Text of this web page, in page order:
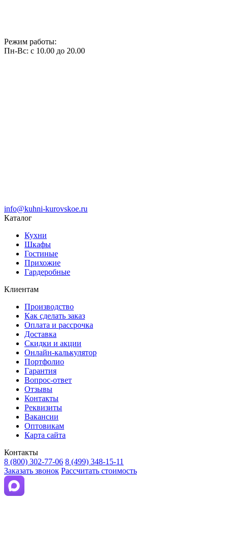
Режим работы:
Пн-Вс: с 10.00 до 20.00
info@kuhni-kurovskoe.ru
Каталог
Кухни
Шкафы
Гостиные
Прихожие
Гардеробные
Клиентам
Производство
Как сделать заказ
Оплата и рассрочка
Доставка
Скидки и акции
Онлайн-калькулятор
Портфолио
Гарантия
Вопрос-ответ
Отзывы
Контакты
Реквизиты
Вакансии
Оптовикам
Карта сайта
Контакты
8 (800) 302-77-06 8 (499) 348-15-11
Заказать звонок Рассчитать стоимость